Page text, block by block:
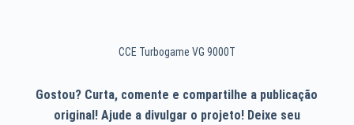
CCE Turbogame VG 9000T
Gostou? Curta, comente e compartilhe a publicação
original! Ajude a divulgar o projeto! Deixe seu